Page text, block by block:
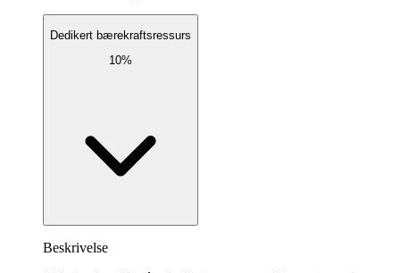
Dedikert bærekraftsressurs
10%
Beskrivelse